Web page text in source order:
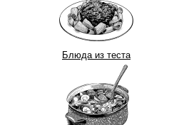
Блюда из теста